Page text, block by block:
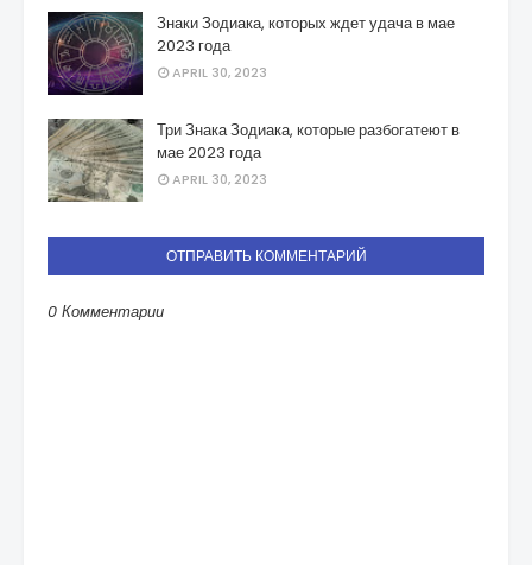
Знаки Зодиака, которых ждет удача в мае
2023 года
APRIL 30, 2023
Три Знака Зодиака, которые разбогатеют в
мае 2023 года
APRIL 30, 2023
ОТПРАВИТЬ КОММЕНТАРИЙ
0 Комментарии